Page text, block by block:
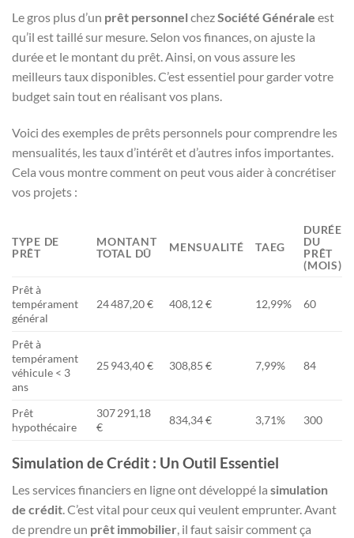
Le gros plus d’un prêt personnel chezSociété Générale est
qu’il est taillé sur mesure. Selon vos finances, on ajuste la
durée et le montant du prêt. Ainsi, on vous assure les
meilleurs taux disponibles. C’est essentiel pour garder votre
budget sain tout en réalisant vos plans.
Voici des exemples de prêts personnels pour comprendre les
mensualités, les taux d’intérêt et d’autres infos importantes.
Cela vous montre comment on peut vous aider à concrétiser
vos projets :
TYPE DE
PRÊT
MONTANT
TOTAL DÛ
MENSUALITÉ TAEG
DURÉE
DU
PRÊT
(MOIS)
Prêt à
tempérament
général
24 487,20 € 408,12 € 12,99% 60
Prêt à
tempérament
véhicule < 3
ans
25 943,40 € 308,85 € 7,99% 84
Prêt
hypothécaire
307 291,18
€
834,34 € 3,71% 300
Simulation de Crédit : Un Outil Essentiel
Les services financiers en ligne ont développé la simulation
de crédit. C’est vital pour ceux qui veulent emprunter. Avant
de prendre un prêt immobilier, il faut saisir comment ça